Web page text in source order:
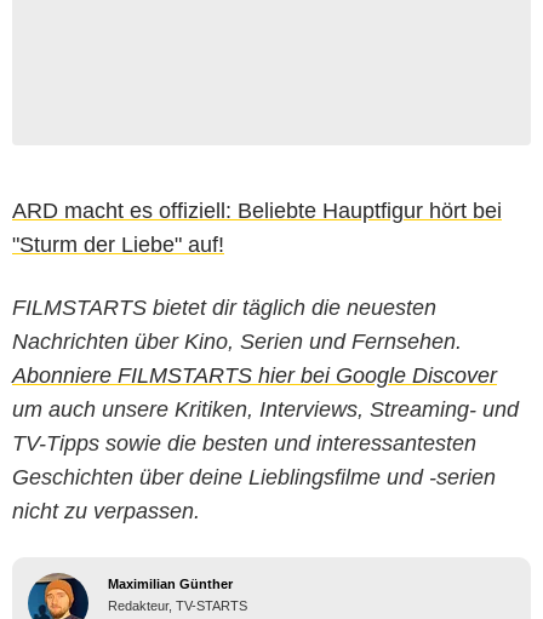
ARD macht es offiziell: Beliebte Hauptfigur hört bei
"Sturm der Liebe" auf!
FILMSTARTS bietet dir täglich die neuesten
Nachrichten über Kino, Serien und Fernsehen.
Abonniere FILMSTARTS hier bei Google Discover
um auch unsere Kritiken, Interviews, Streaming- und
TV-Tipps sowie die besten und interessantesten
Geschichten über deine Lieblingsfilme und -serien
nicht zu verpassen.
Maximilian Günther
Redakteur, TV-STARTS